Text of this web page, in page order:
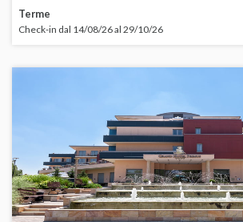
Terme
Check-in dal 14/08/26 al 29/10/26